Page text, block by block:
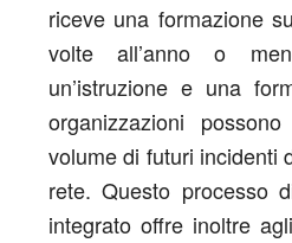
riceve una formazione
volte all’anno o
un’istruzione e una
organizzazioni
volume di futuri incidenti
rete. Questo processo
integrato offre inoltre